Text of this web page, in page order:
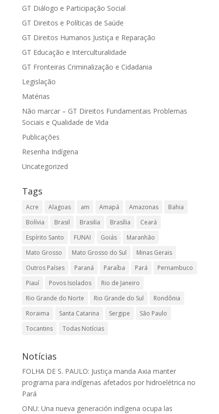
GT Diálogo e Participação Social
GT Direitos e Políticas de Saúde
GT Direitos Humanos Justiça e Reparação
GT Educação e Interculturalidade
GT Fronteiras Criminalização e Cidadania
Legislação
Matérias
Não marcar – GT Direitos Fundamentais Problemas
Sociais e Qualidade de Vida
Publicações
Resenha Indígena
Uncategorized
Tags
Acre Alagoas am Amapá Amazonas
Bahia
Bolívia
Brasil Brasilia Brasília
Ceará
Espírito Santo
FUNAI Goiás
Maranhão
Mato Grosso
Mato Grosso do Sul
Minas Gerais
Outros Países
Paraná Paraíba Pará
Pernambuco
Piauí
Povos Isolados
Rio de Janeiro
Rio Grande do Norte
Rio Grande do Sul
Rondônia
Roraima
Santa Catarina Sergipe
São Paulo
Tocantins
Todas Notícias
Notícias
FOLHA DE S. PAULO: Justiça manda Axia manter
programa para indígenas afetados por hidroelétrica no
Pará
ONU: Una nueva generación indígena ocupa las